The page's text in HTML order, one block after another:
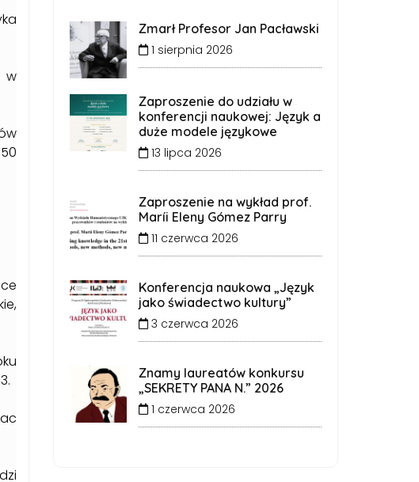
w
Zmarł Profesor Jan Pacławski
1 sierpnia 2026
Zaproszenie do udziału w
konferencji naukowej: Język a
duże modele językowe
13 lipca 2026
Zaproszenie na wykład prof.
Maríi Eleny Gómez Parry
11 czerwca 2026
Konferencja naukowa „Język
jako świadectwo kultury”
3 czerwca 2026
Znamy laureatów konkursu
„SEKRETY PANA N.” 2026
1 czerwca 2026